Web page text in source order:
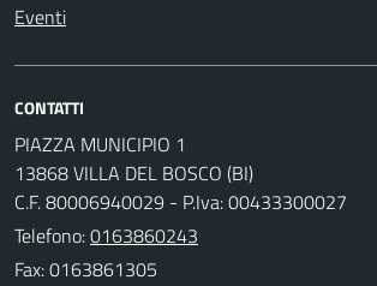
Eventi
CONTATTI
PIAZZA MUNICIPIO 1
13868 VILLA DEL BOSCO (BI)
C.F. 80006940029 - P.Iva: 00433300027
Telefono:0163860243
Fax: 0163861305